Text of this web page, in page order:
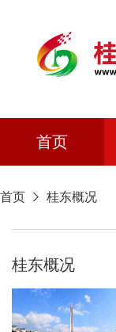
首页
首页 桂东概况
桂东概况